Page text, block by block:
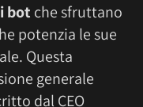
bot che sfruttano
potenzia le sue
Questa
generale
dal CEO